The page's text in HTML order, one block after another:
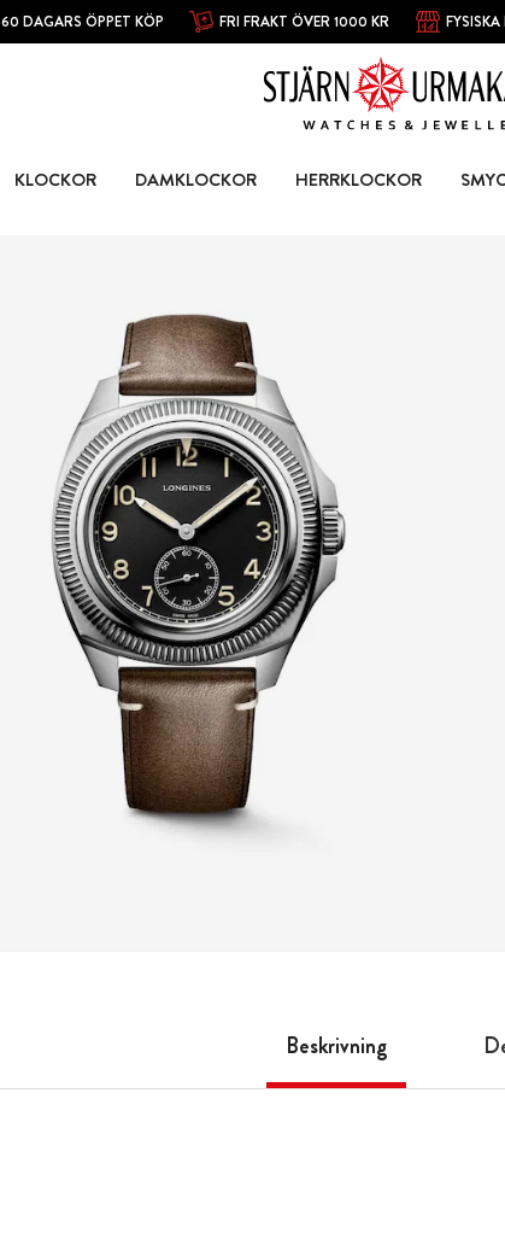
60 DAGARS ÖPPET KÖP FRI FRAKT ÖVER 1000 KR FYSISKA
KLOCKOR DAMKLOCKOR HERRKLOCKOR
Beskrivning